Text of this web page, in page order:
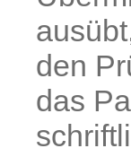
den
das